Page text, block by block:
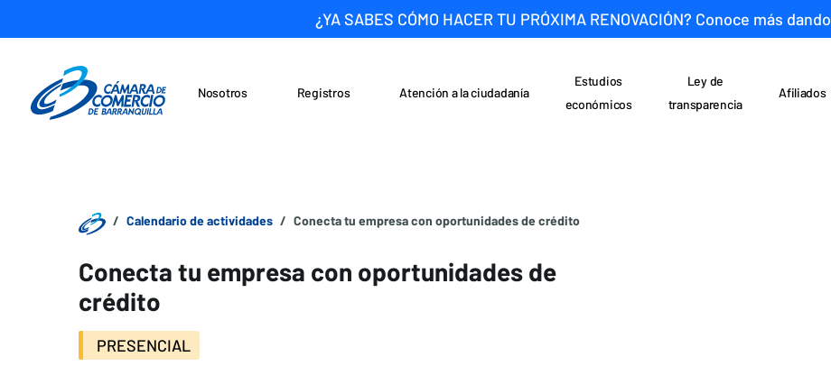
¿YA SABES CÓMO HACER TU PRÓXIMA RENOVACIÓN? Conoce más dando
Nosotros Registros
Atención a la ciudadanía
Estudios
económicos
Ley de
transparencia
Afiliados
Calendario de actividades Conecta tu empresa con oportunidades de crédito
Conecta tu empresa con oportunidades de
crédito
PRESENCIAL